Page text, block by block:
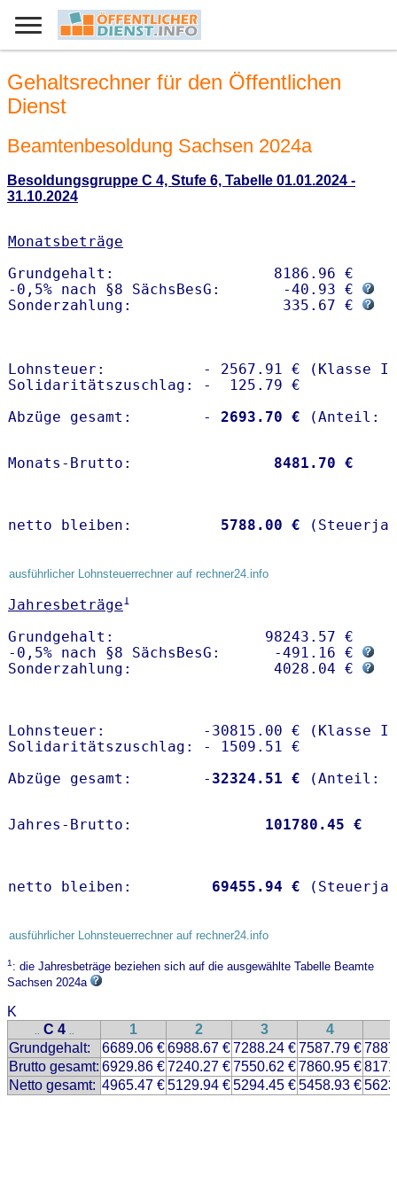
Gehaltsrechner für den Öffentlichen
Dienst
Beamtenbesoldung Sachsen 2024a
Besoldungsgruppe C 4, Stufe 6, Tabelle 01.01.2024 -
31.10.2024
Monatsbeträge
Grundgehalt:                  8186.96 €
-0,5% nach §8 SächsBesG:       -40.93 €
Sonderzahlung:                 335.67 €
Lohnsteuer:           - 2567.91 € (Klasse I)
Solidaritätszuschlag: -  125.79 €
Abzüge gesamt:        -
2693.70 €
Monats-Brutto: 8481.70 €
netto bleiben: 5788.00 €
ausführlicher Lohnsteuerrechner auf rechner24.info
Jahresbeträge1
Grundgehalt:                 98243.57 €
-0,5% nach §8 SächsBesG:      -491.16 €
Sonderzahlung:                4028.04 €
Lohnsteuer:           -30815.00 € (Klasse I)
Solidaritätszuschlag: - 1509.51 €
Abzüge gesamt:        - 32324.51 €
Jahres-Brutto: 101780.45 €
netto bleiben: 69455.94 €
ausführlicher Lohnsteuerrechner auf rechner24.info
1: die Jahresbeträge beziehen sich auf die ausgewählte Tabelle Beamte
Sachsen 2024a
K
.. C 4 .. 1 2 3 4
Grundgehalt:
6689.06 €6988.67 €7288.24 €7587.79 €
Brutto gesamt: 6929.86 €7240.27 €7550.62 €7860.95 €
Netto gesamt: 4965.47 €5129.94 €5294.45 €5458.93 €